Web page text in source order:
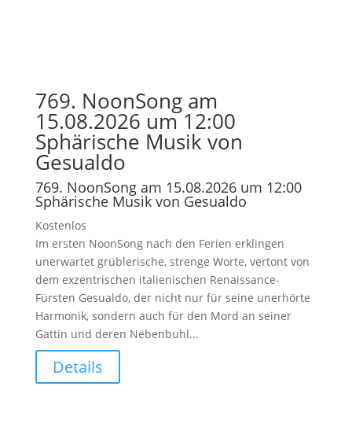
769. NoonSong am
15.08.2026 um 12:00
Sphärische Musik von
Gesualdo
769. NoonSong am 15.08.2026 um 12:00
Sphärische Musik von Gesualdo
Kostenlos
Im ersten NoonSong nach den Ferien erklingen
unerwartet grüblerische, strenge Worte, vertont von
dem exzentrischen italienischen Renaissance-
Fürsten Gesualdo, der nicht nur für seine unerhörte
Harmonik, sondern auch für den Mord an seiner
Gattin und deren Nebenbuhl...
Details